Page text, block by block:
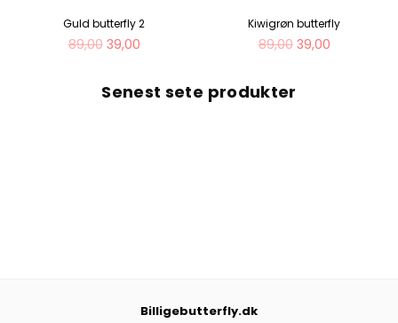
Guld butterfly 2
Normal
89,00 39,00
Kiwigrøn butterfly
Normal
89,00 39,00
Senest sete produkter
Billigebutterfly.dk